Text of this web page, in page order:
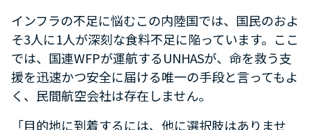
インフラの不足に悩むこの内陸国では、国民のおよ
そ3人に1人が深刻な食料不足に陥っています。ここ
では、国連WFPが運航するUNHASが、命を救う支
援を迅速かつ安全に届ける唯一の手段と言ってもよ
く、民間航空会社は存在しません。
「目的地に到着するには、他に選択肢はありませ